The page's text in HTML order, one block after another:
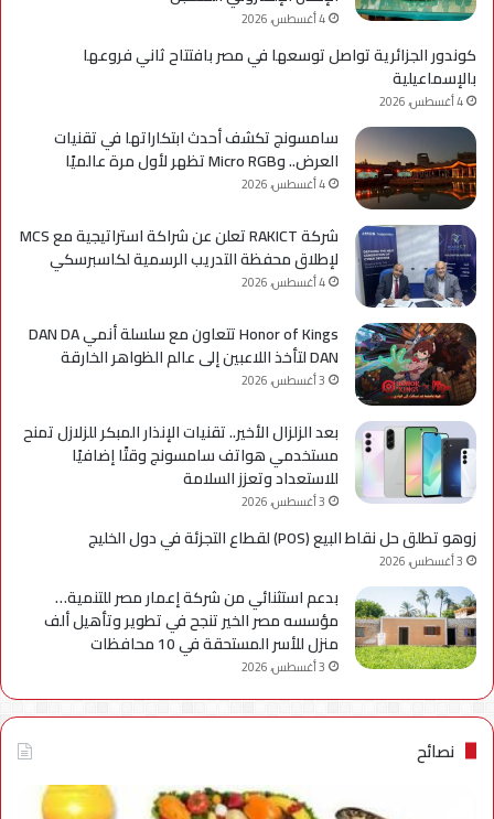
4 أغسطس، 2026
كوندور الجزائرية تواصل توسعها في مصر بافتتاح ثاني فروعها
بالإسماعيلية
4 أغسطس، 2026
سامسونج تكشف أحدث ابتكاراتها في تقنيات
العرض.. وMicro RGB تظهر لأول مرة عالميًا
4 أغسطس، 2026
شركة RAKICT تعلن عن شراكة استراتيجية مع MCS
لإطلاق محفظة التدريب الرسمية لكاسبرسكي
4 أغسطس، 2026
Honor of Kings تتعاون مع سلسلة أنمي DAN DA
DAN لتأخذ اللاعبين إلى عالم الظواهر الخارقة
3 أغسطس، 2026
بعد الزلزال الأخير.. تقنيات الإنذار المبكر للزلازل تمنح
مستخدمي هواتف سامسونج وقتًا إضافيًا
للاستعداد وتعزز السلامة
3 أغسطس، 2026
زوهو تطلق حل نقاط البيع (POS) لقطاع التجزئة في دول الخليج
3 أغسطس، 2026
بدعم استثنائي من شركة إعمار مصر للتنمية…
مؤسسه مصر الخير تنجح في تطوير وتأهيل ألف
منزل للأسر المستحقة في 10 محافظات
3 أغسطس، 2026
نصائح